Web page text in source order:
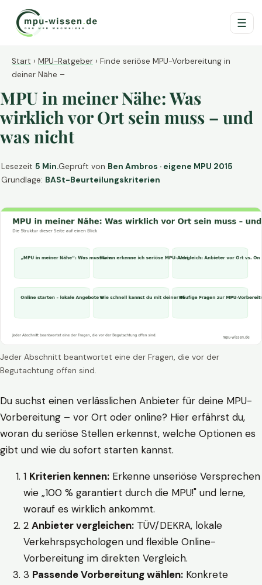
☰
Start › MPU-Ratgeber › Finde seriöse MPU-Vorbereitung in
deiner Nähe –
MPU in meiner Nähe: Was
wirklich vor Ort sein muss – und
was nicht
Lesezeit 5 Min.Geprüft von Ben Ambros · eigene MPU 2015
Grundlage: BASt-Beurteilungskriterien
Jeder Abschnitt beantwortet eine der Fragen, die vor der
Begutachtung offen sind.
Du suchst einen verlässlichen Anbieter für deine MPU-
Vorbereitung – vor Ort oder online? Hier erfährst du,
woran du seriöse Stellen erkennst, welche Optionen es
gibt und wie du sofort starten kannst.
1 Kriterien kennen: Erkenne unseriöse Versprechen
wie „100 % garantiert durch die MPU!" und lerne,
worauf es wirklich ankommt.
2 Anbieter vergleichen: TÜV/DEKRA, lokale
Verkehrspsychologen und flexible Online-
Vorbereitung im direkten Vergleich.
3 Passende Vorbereitung wählen: Konkrete